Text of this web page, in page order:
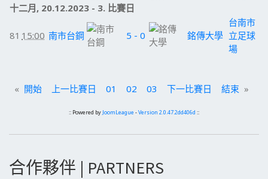
十二月, 20.12.2023 - 3. 比賽日
81 15:00 南市台鋼 5 - 0 銘傳大學
台南市
立足球
場
« 開始 上一比賽日 01 02 03 下一比賽日 結束 »
:: Powered by JoomLeague -Version 2.0.47.2dd406d ::
合作夥伴 | PARTNERS